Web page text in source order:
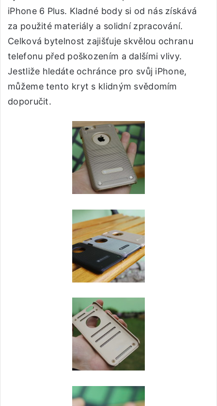
iPhone 6 Plus. Kladné body si od nás získává
za použité materiály a solidní zpracování.
Celková bytelnost zajišťuje skvělou ochranu
telefonu před poškozením a dalšími vlivy.
Jestliže hledáte ochránce pro svůj iPhone,
můžeme tento kryt s klidným svědomím
doporučit.